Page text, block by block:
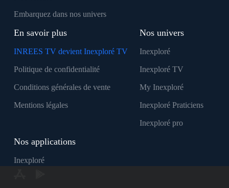
Embarquez dans nos univers
En savoir plus
INREES TV devient Inexploré TV
Politique de confidentialité
Conditions générales de vente
Mentions légales
Nos univers
Inexploré
Inexploré TV
My Inexploré
Inexploré Praticiens
Inexploré pro
Nos applications
Inexploré